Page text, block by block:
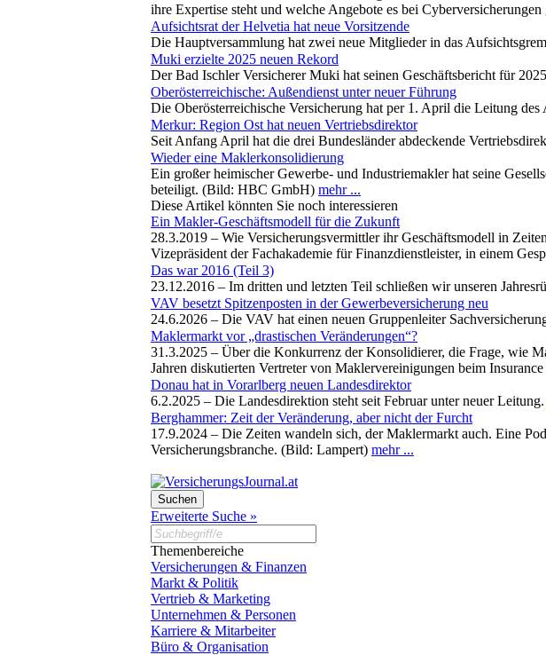
ihre Expertise steht und welche Angebote es bei
Aufsichtsrat der Helvetia hat neue Vorsitzende
Die Hauptversammlung hat zwei neue Mitglieder in das
Muki erzielte 2025 neuen Rekord
Der Bad Ischler Versicherer Muki hat seinen Geschäftsbericht für
Oberösterreichische: Außendienst unter neuer Führung
Die Oberösterreichische Versicherung hat per 1. April die Leitung
Merkur: Region Ost hat neuen Vertriebsdirektor
Seit Anfang April hat die drei Bundesländer abdeckende
Wieder eine Maklerkonsolidierung
Ein großer heimischer Gewerbe- und Industriemakler hat seine
beteiligt. (Bild: HBC GmbH) mehr ...
Diese Artikel könnten Sie noch interessieren
Ein Makler-Geschäftsmodell für die Zukunft
28.3.2019 – Wie Versicherungsvermittler ihr Geschäftsmodell in
Vizepräsident der Fachakademie für Finanzdienstleister, in einem
Das war 2016 (Teil 3)
23.12.2016 – Im dritten und letzten Teil schließen wir unseren
VAV besetzt Spitzenposten in der Gewerbeversicherung neu
24.6.2026 – Die VAV hat einen neuen Gruppenleiter
Maklermarkt vor „drastischen Veränderungen“?
31.3.2025 – Über die Konkurrenz der Konsolidierer, die Frage, wie
Jahren diskutierten Vertreter von Maklervereinigungen beim
Donau hat in Vorarlberg neuen Landesdirektor
6.2.2025 – Die Landesdirektion steht seit Februar unter neuer Leitung.
Berghammer: Zeit der Veränderung, aber nicht der Furcht
17.9.2024 – Die Zeiten wandeln sich, der Maklermarkt auch. Eine
Versicherungsbranche. (Bild: Lampert) mehr ...
Erweiterte Suche »
Themenbereiche
Versicherungen & Finanzen
Markt & Politik
Vertrieb & Marketing
Unternehmen & Personen
Karriere & Mitarbeiter
Büro & Organisation